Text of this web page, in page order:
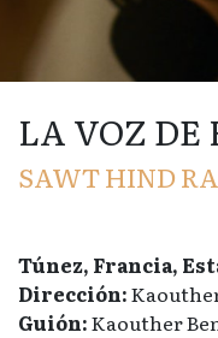
LA VOZ
SAWT HIND
Túnez, Francia,
Dirección:
Guión:Kaouther